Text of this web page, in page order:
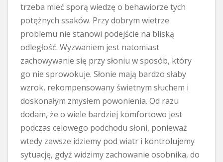
trzeba mieć sporą wiedzę o behawiorze tych
potężnych ssaków. Przy dobrym wietrze
problemu nie stanowi podejście na bliską
odległość. Wyzwaniem jest natomiast
zachowywanie się przy słoniu w sposób, który
go nie sprowokuje. Słonie mają bardzo słaby
wzrok, rekompensowany świetnym słuchem i
doskonałym zmysłem powonienia. Od razu
dodam, że o wiele bardziej komfortowo jest
podczas celowego podchodu słoni, ponieważ
wtedy zawsze idziemy pod wiatr i kontrolujemy
sytuację, gdyż widzimy zachowanie osobnika, do